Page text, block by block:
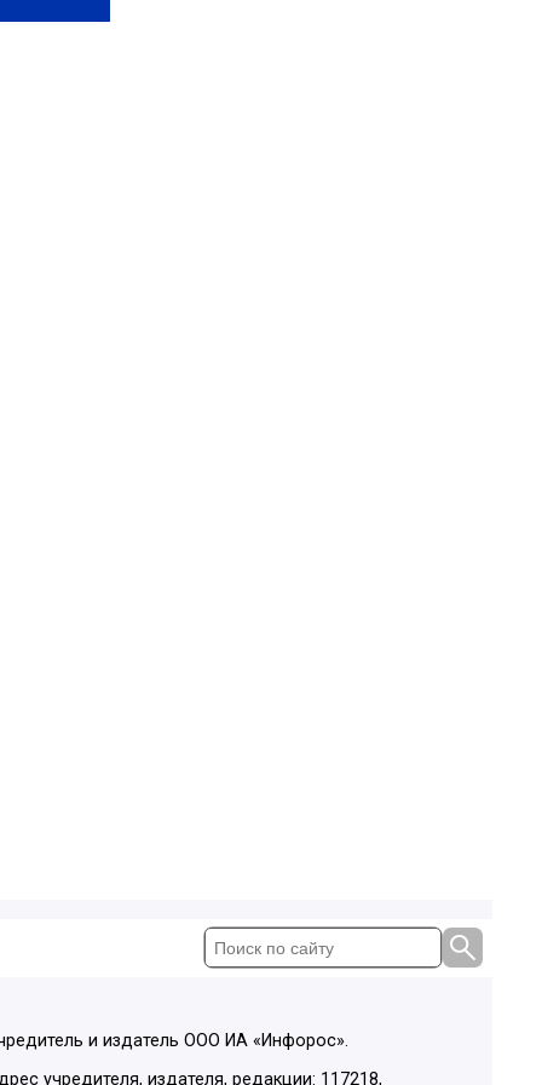
и издатель ООО ИА «Инфорос».
учредителя, издателя, редакции: 117218,